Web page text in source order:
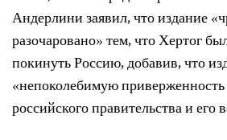
Андерлини заявил, что издание
разочаровано» тем, что Хертог
покинуть Россию, добавив, что
«непоколебимую
российского правительства и